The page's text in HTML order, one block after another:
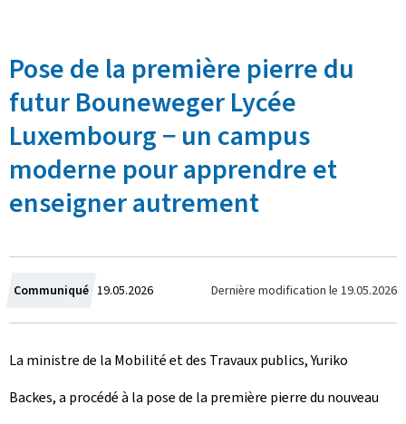
Pose de la première pierre du
futur Bouneweger Lycée
Luxembourg − un campus
moderne pour apprendre et
enseigner autrement
Communiqué C
r
é
e
19.05.2026 Dernière modification le 19.05.2026
La ministre de la Mobilité et des Travaux publics, Yuriko
Backes, a procédé à la pose de la première pierre du nouveau